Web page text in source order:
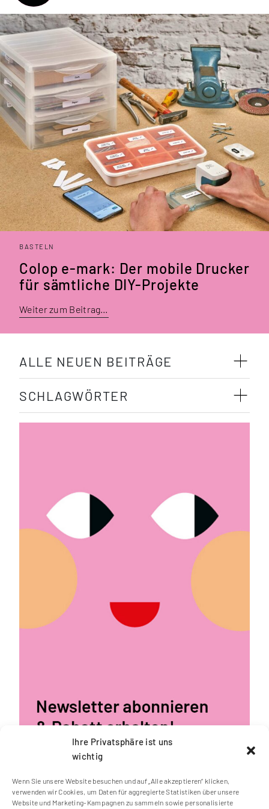
Ihre Privatsphäre ist uns
wichtig
Wenn Sie unsere Website besuchen und auf „Alle akzeptieren“ klicken,
verwenden wir Cookies, um Daten für aggregierte Statistiken über unsere
Website und Marketing-Kampagnen zu sammeln sowie personalisierte
BASTELN
Colop e-mark: Der mobile Drucker
für sämtliche DIY-Projekte
Weiter zum Beitrag…
ALLE NEUEN BEITRÄGE
SCHLAGWÖRTER